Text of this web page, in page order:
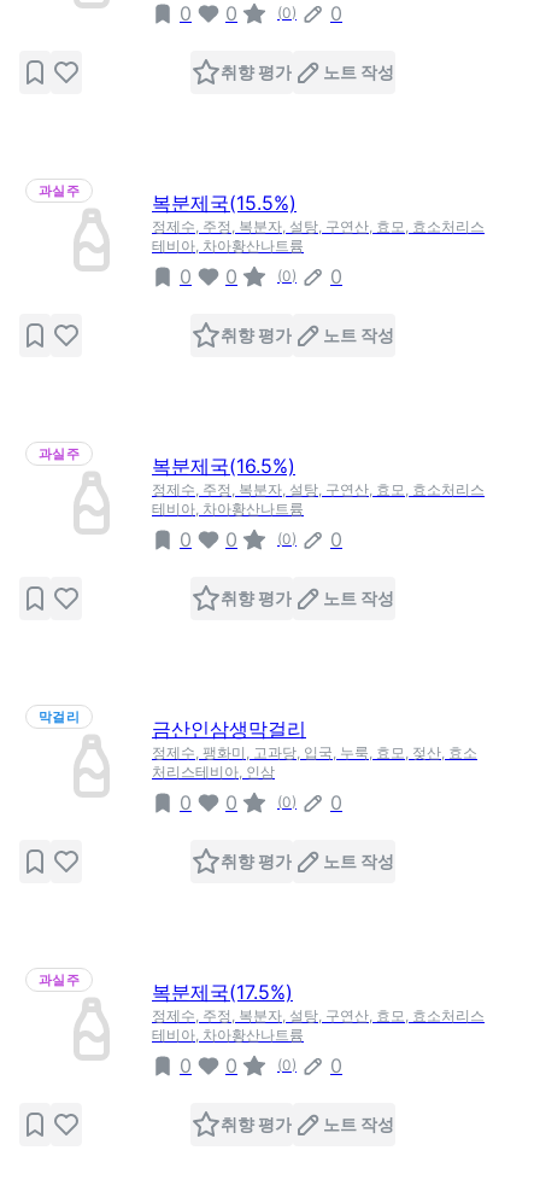
0 0 (0) 0
취향 평가 노트 작성
과실주
복분제국(15.5%)
정제수, 주정, 복분자, 설탕, 구연산, 효모, 효소처리스
테비아, 차아황산나트륨
0 0 (0) 0
취향 평가 노트 작성
과실주
복분제국(16.5%)
정제수, 주정, 복분자, 설탕, 구연산, 효모, 효소처리스
테비아, 차아황산나트륨
0 0 (0) 0
취향 평가 노트 작성
막걸리
금산인삼생막걸리
정제수, 팽화미, 고과당, 입국, 누룩, 효모, 젖산, 효소
처리스테비아, 인삼
0 0 (0) 0
취향 평가 노트 작성
과실주
복분제국(17.5%)
정제수, 주정, 복분자, 설탕, 구연산, 효모, 효소처리스
테비아, 차아황산나트륨
0 0 (0) 0
취향 평가 노트 작성